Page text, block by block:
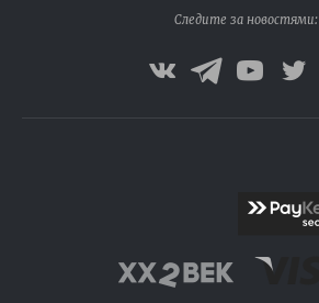
Следите за новостями: